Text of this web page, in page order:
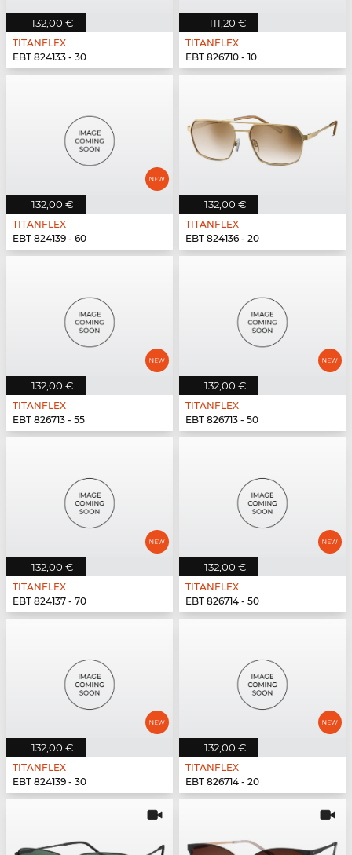
132,00 €
TITANFLEX
EBT 824133 - 30
111,20 €
TITANFLEX
EBT 826710 - 10
132,00 €
TITANFLEX
EBT 824139 - 60
132,00 €
TITANFLEX
EBT 824136 - 20
132,00 €
TITANFLEX
EBT 826713 - 55
132,00 €
TITANFLEX
EBT 826713 - 50
132,00 €
TITANFLEX
EBT 824137 - 70
132,00 €
TITANFLEX
EBT 826714 - 50
132,00 €
TITANFLEX
EBT 824139 - 30
132,00 €
TITANFLEX
EBT 826714 - 20